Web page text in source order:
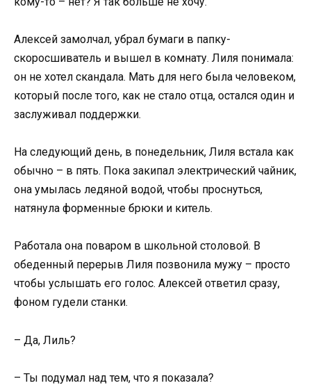
Алексей замолчал, убрал бумаги в папку-
скоросшиватель и вышел в комнату. Лиля понимала:
он не хотел скандала. Мать для него была человеком,
который после того, как не стало отца, остался один и
заслуживал поддержки.
На следующий день, в понедельник, Лиля встала как
обычно – в пять. Пока закипал электрический чайник,
она умылась ледяной водой, чтобы проснуться,
натянула форменные брюки и китель.
Работала она поваром в школьной столовой. В
обеденный перерыв Лиля позвонила мужу – просто
чтобы услышать его голос. Алексей ответил сразу,
фоном гудели станки.
– Да, Лиль?
– Ты подумал над тем, что я показала?